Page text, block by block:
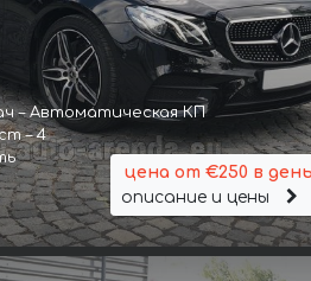
– Автоматическая КП
– 4
цена от €250 в день
описание и цены